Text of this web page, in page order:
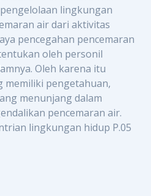
pengelolaan lingkungan
air dari aktivitas
pencegahan pencemaran
oleh personil
Oleh karena itu
pengetahuan,
menunjang dalam
pencemaran air.
lingkungan hidup P.05